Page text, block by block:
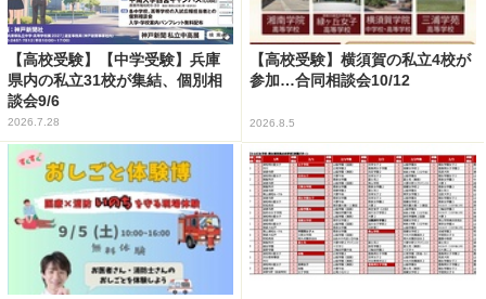
【高校受験】【中学受験】兵庫
県内の私立31校が集結、個別相
談会9/6
2026.7.28
【高校受験】横須賀の私立4校が
参加…合同相談会10/12
2026.8.5